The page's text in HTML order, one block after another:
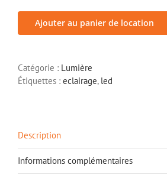
SCN830
-
Ajouter au panier de location
Catégorie : Lumière
Étiquettes : eclairage, led
Description
Informations complémentaires